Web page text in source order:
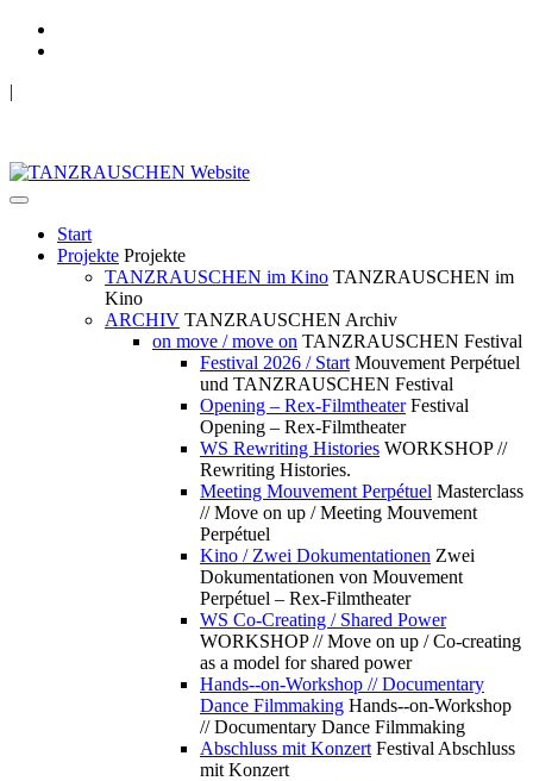
|
Start
Projekte Projekte
TANZRAUSCHEN im Kino TANZRAUSCHEN im
Kino
ARCHIV TANZRAUSCHEN Archiv
on move / move on TANZRAUSCHEN Festival
Festival 2026 / Start Mouvement Perpétuel
und TANZRAUSCHEN Festival
Opening – Rex-Filmtheater Festival
Opening – Rex-Filmtheater
WS Rewriting Histories WORKSHOP //
Rewriting Histories.
Meeting Mouvement Perpétuel Masterclass
// Move on up / Meeting Mouvement
Perpétuel
Kino / Zwei Dokumentationen Zwei
Dokumentationen von Mouvement
Perpétuel – Rex-Filmtheater
WS Co-Creating / Shared Power
WORKSHOP // Move on up / Co-creating
as a model for shared power
Hands--on-Workshop // Documentary
Dance Filmmaking Hands--on-Workshop
// Documentary Dance Filmmaking
Abschluss mit Konzert Festival Abschluss
mit Konzert